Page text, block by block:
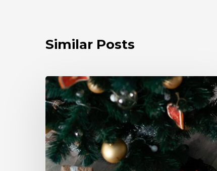
Similar Posts